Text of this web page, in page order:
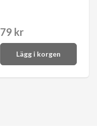
79 kr
Lägg i korgen